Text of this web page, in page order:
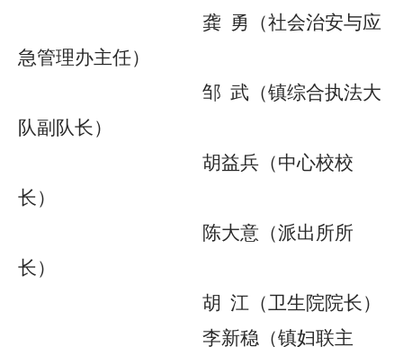
龚 勇 （社会治安与应
急管理办主任）
邹 武 （镇综合执法大
队副 队长）
胡益兵 （中心校校
长）
陈大意 （派出所所
长）
胡 江 （卫生院院长）
李新稳（镇妇联主